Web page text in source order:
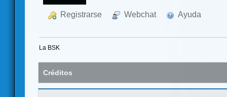
Registrarse Webchat Ayuda
La BSK
Créditos